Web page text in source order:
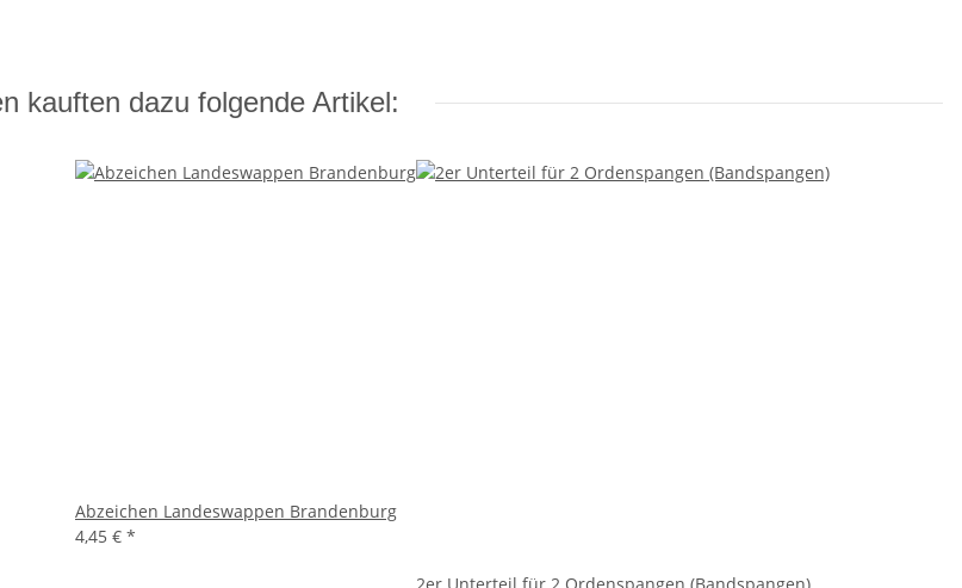
kauften dazu folgende Artikel:
Abzeichen Landeswappen Brandenburg
4,45 € *